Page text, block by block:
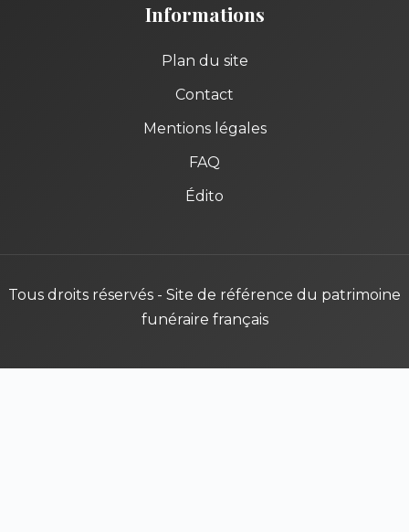
Informations
Plan du site
Contact
Mentions légales
FAQ
Édito
Tous droits réservés - Site de référence du patrimoine
funéraire français